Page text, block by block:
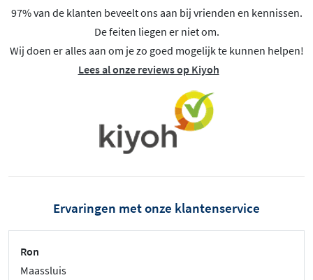
97% van de klanten beveelt ons aan bij vrienden en kennissen.
De feiten liegen er niet om.
Wij doen er alles aan om je zo goed mogelijk te kunnen helpen!
Lees al onze reviews op Kiyoh
Ervaringen met onze klantenservice
Ron
Maassluis